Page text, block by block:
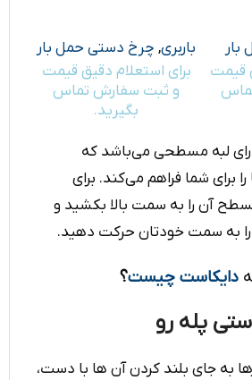
قیمت
باربری, چرخ دستی حمل بار
برای استعلام دقیق قیمت
و ثبت سفارش تماس
بگیرید.
لبه مسطحی می‌باشد که
برای شما فراهم می‌کند. برای
آن را به سمت بالا بکشید و
به سمت خودتان حرکت دهید.
دایکاست چیست؟
پله رو
به جای بلند کردن آن ها با دست،